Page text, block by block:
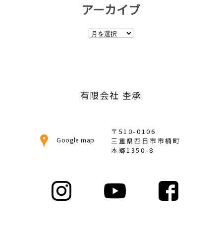
アーカイブ
ア
有限会社 杢承
Google map
〒510-0106
三重県四日市市楠町
本郷1350-8